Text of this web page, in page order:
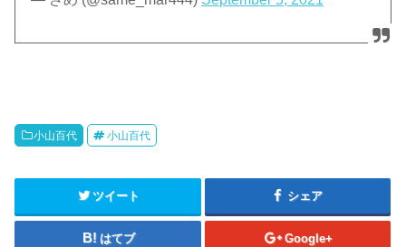
小山百代 小山百代
ツイート シェア
はてブ Google+